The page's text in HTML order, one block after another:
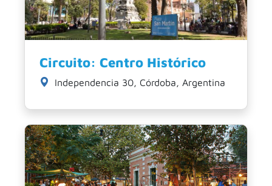
Circuito: Centro Histórico
Independencia 30, Córdoba, Argentina